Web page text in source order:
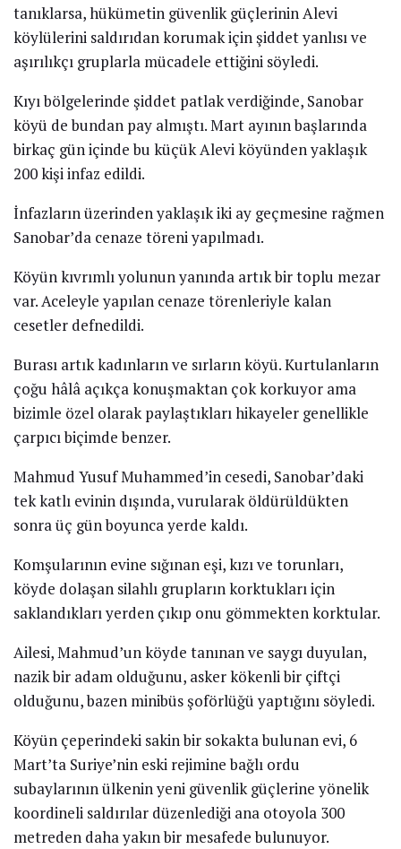
tanıklarsa, hükümetin güvenlik güçlerinin Alevi
köylülerini saldırıdan korumak için şiddet yanlısı ve
aşırılıkçı gruplarla mücadele ettiğini söyledi.
Kıyı bölgelerinde şiddet patlak verdiğinde, Sanobar
köyü de bundan pay almıştı. Mart ayının başlarında
birkaç gün içinde bu küçük Alevi köyünden yaklaşık
200 kişi infaz edildi.
İnfazların üzerinden yaklaşık iki ay geçmesine rağmen
Sanobar’da cenaze töreni yapılmadı.
Köyün kıvrımlı yolunun yanında artık bir toplu mezar
var. Aceleyle yapılan cenaze törenleriyle kalan
cesetler defnedildi.
Burası artık kadınların ve sırların köyü. Kurtulanların
çoğu hâlâ açıkça konuşmaktan çok korkuyor ama
bizimle özel olarak paylaştıkları hikayeler genellikle
çarpıcı biçimde benzer.
Mahmud Yusuf Muhammed’in cesedi, Sanobar’daki
tek katlı evinin dışında, vurularak öldürüldükten
sonra üç gün boyunca yerde kaldı.
Komşularının evine sığınan eşi, kızı ve torunları,
köyde dolaşan silahlı grupların korktukları için
saklandıkları yerden çıkıp onu gömmekten korktular.
Ailesi, Mahmud’un köyde tanınan ve saygı duyulan,
nazik bir adam olduğunu, asker kökenli bir çiftçi
olduğunu, bazen minibüs şoförlüğü yaptığını söyledi.
Köyün çeperindeki sakin bir sokakta bulunan evi, 6
Mart’ta Suriye’nin eski rejimine bağlı ordu
subaylarının ülkenin yeni güvenlik güçlerine yönelik
koordineli saldırılar düzenlediği ana otoyola 300
metreden daha yakın bir mesafede bulunuyor.